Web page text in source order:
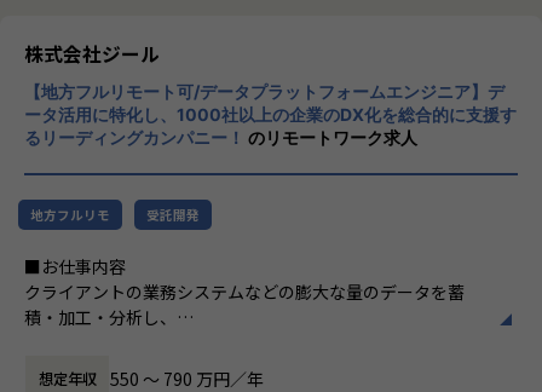
【募集背景】
ジールの成長拡大、そして市場の成長性にこたえるための採
用になります。働く地域を理由とした就業の制限をなくし、
りつつ、大手企業のデータプラットフォーム案件の中核とな
【業務の変更の範囲】
適正に応じて、会社の指示する業務への異動を命じることが
ズに応えるため、私たちは「プロフェッショ
ナルサービスの大衆化」をミッションとして
掲げております。高い専門性を持った技術
力、深い経験から得られた多様性のある高度
な分析力をハイクオリティ＆ローコストで提
供することで、企業の競争優位確保に貢献す
ることを私たちは使命としております。
造」を掲げて、理想企業の創造に向け、「社
員全員が燃える会社」を目指しています。理
展する企業です。そして、社員全員が燃え続
株式会社ジール
【地方フルリモート可/データプラットフォームエンジニア】デ
ータ活用に特化し、1000社以上の企業のDX化を総合的に支援す
るリーディングカンパニー！ のリモートワーク求人
地方フルリモ 受託開発
■お仕事内容
クライアントの業務システムなどの膨大な量のデータを蓄
積・加工・分析し、
含むデータプラットフォームの導入から実行支援までを行っ
想定年収 550 〜 790 万円／年